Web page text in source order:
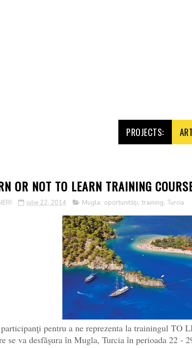
PROJECTS:
OR NOT TO LEARN TRAINING
iulie 22, 2014 Mugla, oportunităţi, training, Turcia
pentru a ne reprezenta la trainingul TO
se va desfăşura în Mugla, Turcia în perioada 22 -